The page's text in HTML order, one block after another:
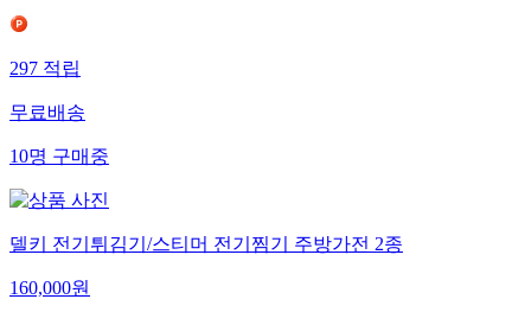
297적립
무료배송
10명구매중
델키 전기튀김기/스티머 전기찜기 주방가전 2종
160,000원